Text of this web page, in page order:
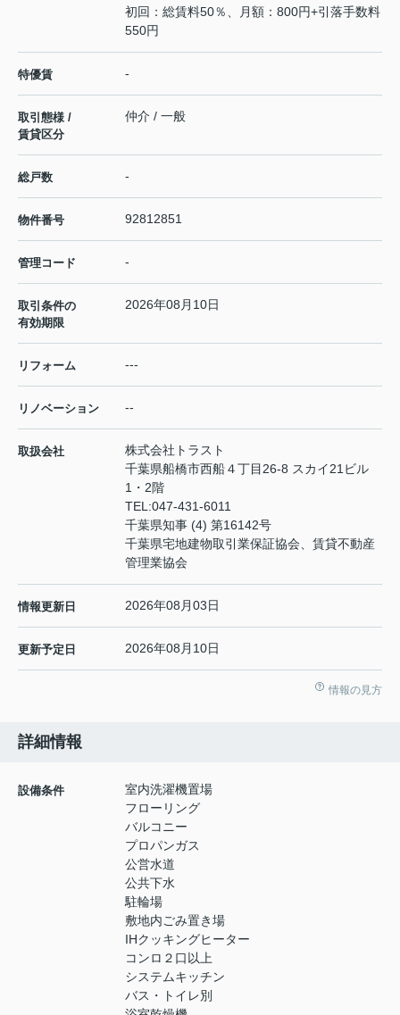
初回：総賃料50％、月額：800円+引落手数料
550円
特優賃 -
取引態様 /
賃貸区分
仲介 / 一般
総戸数 -
物件番号 92812851
管理コード -
取引条件の
有効期限
2026年08月10日
リフォーム ---
リノベーション --
取扱会社
株式会社トラスト
千葉県船橋市西船４丁目26-8 スカイ21ビル
1・2階
TEL:047-431-6011
千葉県知事 (4) 第16142号
千葉県宅地建物取引業保証協会、賃貸不動産
管理業協会
情報更新日 2026年08月03日
更新予定日 2026年08月10日
情報の見方
詳細情報
設備条件
室内洗濯機置場
フローリング
バルコニー
プロパンガス
公営水道
公共下水
駐輪場
敷地内ごみ置き場
IHクッキングヒーター
コンロ２口以上
システムキッチン
バス・トイレ別